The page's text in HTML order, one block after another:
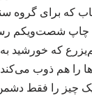
که برای گروه
شد و اکنون با مجموع تیراژ ۳۷۵
که خورشید
را هم ذوب
چیز را فقط دشمن